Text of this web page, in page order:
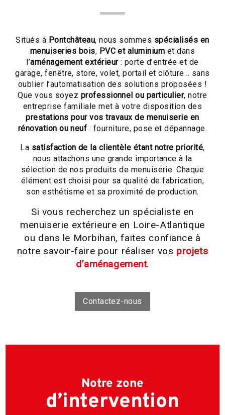
Situés à Pontchâteau, nous sommes spécialisés en
menuiseries bois, PVC et aluminium et dans
l’aménagement extérieur: porte d’entrée et de
garage, fenêtre, store, volet, portail et clôture… sans
oublier l’automatisation des solutions proposées !
Que vous soyez professionnel ou particulier, notre
entreprise familiale met à votre disposition des
prestations pour vos travaux de menuiserie en
rénovation ou neuf : fourniture, pose et dépannage.
La satisfaction de la clientèle étant notre priorité,
nous attachons une grande importance à la
sélection de nos produits de menuiserie. Chaque
élément est choisi pour sa qualité de fabrication,
son esthétisme et sa proximité de production.
Si vous recherchez un spécialiste en
menuiserie extérieure en Loire-Atlantique
ou dans le Morbihan, faites confiance à
notre savoir-faire pour réaliser vos projets
d’aménagement.
Contactez-nous
Notre zone
d’intervention